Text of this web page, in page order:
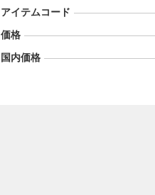
アイテムコード
価格
国内価格